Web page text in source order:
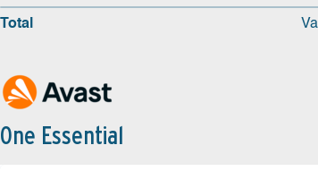
Total
One Essential